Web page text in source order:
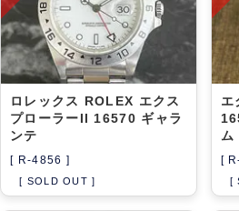
ロレックス ROLEX エクス
プローラーII 16570 ギャラ
ンテ
[ R-4856 ]
[ SOLD OUT ]
エ
ム
[
[